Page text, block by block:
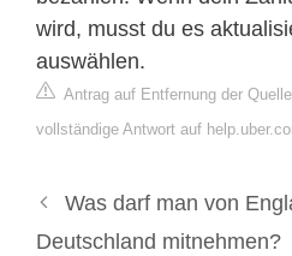
wird, musst du es
auswählen.
Antrag auf Entfernung der Quelle
vollständige Antwort auf
Was darf man von
Deutschland mitnehmen?